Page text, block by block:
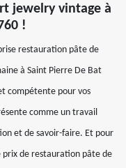
jewelry vintage à
!
restauration pâte de
à Saint Pierre De Bat
compétente pour vos
comme un travail
et de savoir-faire. Et pour
prix de restauration pâte de